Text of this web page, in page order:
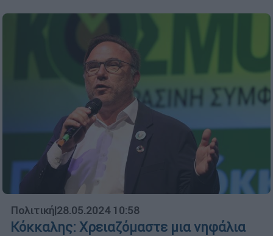
Πολιτική|28.05.2024 10:58
Κόκκαλης: Χρειαζόμαστε μια νηφάλια